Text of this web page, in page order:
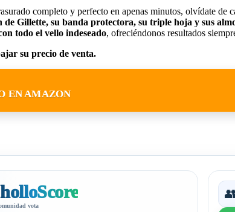
completo y perfecto en apenas minutos, olvídate de
de Gillette, su banda protectora, su triple hoja y sus
todo el vello indeseado, ofreciéndonos resultados
su precio de venta.
EN AMAZON
vota